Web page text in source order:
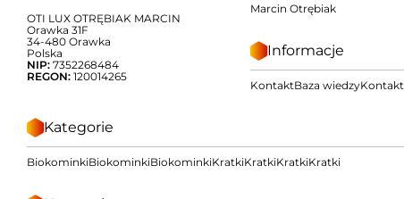
OTI LUX OTRĘBIAK MARCIN
Orawka 31F
34-480 Orawka
Polska
NIP: 7352268484
REGON: 120014265
Marcin Otrębiak
Informacje
KontaktBaza wiedzyKontakt
Kategorie
BiokominkiBiokominkiBiokominkiKratkiKratkiKratkiKratki